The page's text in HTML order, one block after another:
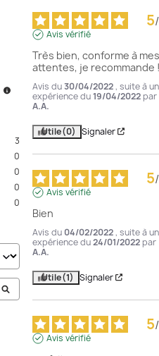
3
0
0
0
0
5/
Avis vérifié
Très bien, conforme à mes
attentes, je recommande
Avis du 30/04/2022, suite à
expérience du19/04/2022 par
A.A.
Utile(0) Signaler
5/
Avis vérifié
Bien
Avis du 04/02/2022, suite à
expérience du24/01/2022 par
A.A.
Utile(1) Signaler
5/
Avis vérifié